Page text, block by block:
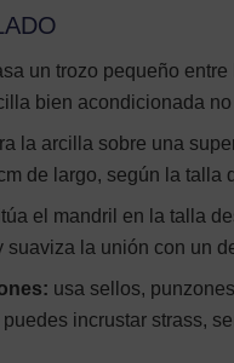
un trozo pequeño
bien acondicionada
la arcilla sobre una
de largo, según la talla
el mandril en la talla
suaviza la unión con un
usa sellos,
incrustar strass,